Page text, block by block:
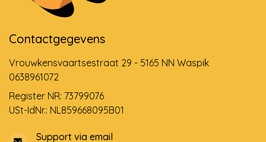
Contactgegevens
Vrouwkensvaartsestraat 29 - 5165 NN Waspik
0638961072
Register NR: 73799076
USt-IdNr.: NL859668095B01
Support via email